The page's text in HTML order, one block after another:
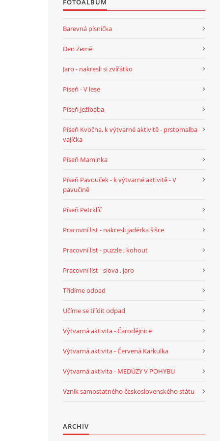
Barevná písnička
Den Země
Jaro - nakresli si zvířátko
Píseň - V lese
Píseň Ježibaba
Píseň Kvočna, k výtvarné aktivitě - prstomalba
vajíčka
Píseň Maminka
Píseň Pavouček - k výtvarné aktivitě - V
pavučině
Píseň Petrklíč
Pracovní list - nakresli jadérka šišce
Pracovní list - puzzle , kohout
Pracovní list - slova , jaro
Třídíme odpad
Učíme se třídit odpad
Výtvarná aktivita - Čarodějnice
Výtvarná aktivita - Červená Karkulka
Výtvarná aktivita - MEDÚZY V POHYBU
Vznik samostatného československého státu
ARCHIV